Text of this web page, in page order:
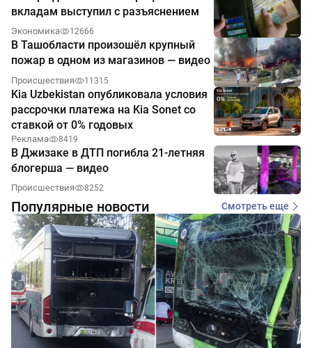
вкладам выступил с разъяснением
Экономика 12666
В Ташобласти произошёл крупный
пожар в одном из магазинов — видео
Происшествия 11315
Kia Uzbekistan опубликовала условия
рассрочки платежа на Kia Sonet со
ставкой от 0% годовых
Реклама 8419
В Джизаке в ДТП погибла 21-летняя
блогерша — видео
Происшествия 8252
Популярные новости Смотреть еще